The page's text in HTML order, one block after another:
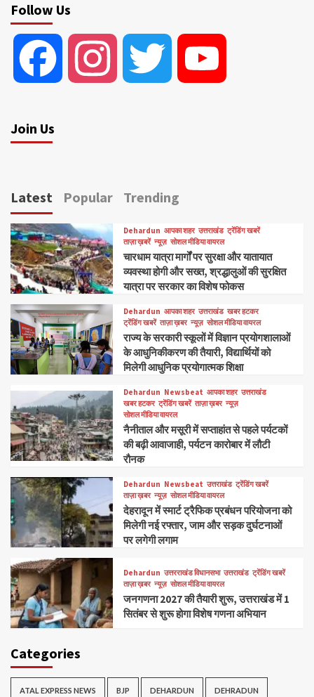
Follow Us
Facebook Instagram Twitter
Join Us
Latest Popular Trending
Dehardun आपका शहर उत्तराखंड ट्रेंडिंग खबरें
ताज़ा ख़बरें न्यूज़ सोशल मीडिया वायरल
चारधाम यात्रा मार्गों पर सुरक्षा और यातायात
व्यवस्था होगी और सख्त, श्रद्धालुओं की सुरक्षित
यात्रा पर सरकार का विशेष फोकस
Dehardun आपका शहर उत्तराखंड खबर हटकर
ट्रेंडिंग खबरें ताज़ा ख़बर न्यूज़ सोशल मीडिया वायरल
राज्य के सरकारी स्कूलों में विज्ञान प्रयोगशालाओं
के आधुनिकीकरण की तैयारी, विद्यार्थियों को
मिलेगी आधुनिक प्रयोगात्मक शिक्षा
Dehardun Newsbeat आपका शहर उत्तराखंड
खबर हटकर ट्रेंडिंग खबरें ताज़ा ख़बर न्यूज़
सोशल मीडिया वायरल
नैनीताल और मसूरी में सप्ताहांत से पहले पर्यटकों
की बढ़ी आवाजाही, पर्यटन कारोबार में लौटी
रौनक
Dehardun Newsbeat उत्तराखंड ट्रेंडिंग खबरें
ताज़ा ख़बर न्यूज़ सोशल मीडिया वायरल
देहरादून में स्मार्ट ट्रैफिक प्रबंधन परियोजना को
मिलेगी नई रफ्तार, जाम और सड़क दुर्घटनाओं
पर लगेगी लगाम
Dehardun उत्तरराखंड विधानसभा उत्तराखंड ट्रेंडिंग खबरें
ताज़ा ख़बर न्यूज़ सोशल मीडिया वायरल
जनगणना 2027 की तैयारी शुरू, उत्तराखंड में 1
सितंबर से शुरू होगा विशेष गणना अभियान
Categories
ATAL EXPRESS NEWS BJP DEHARDUN DEHRADUN